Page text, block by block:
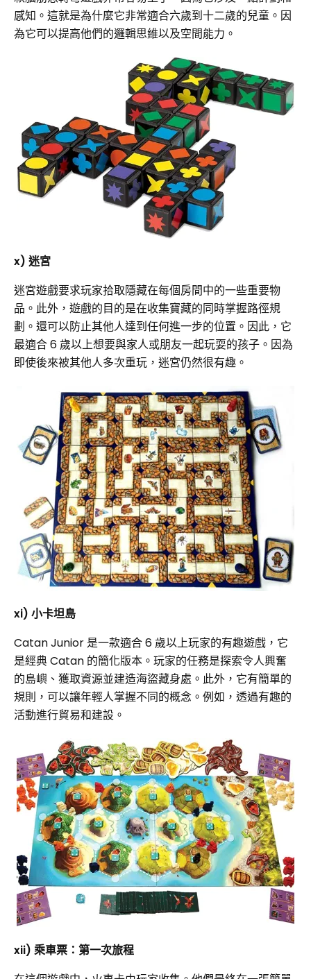
感知。這就是為什麼它非常適合六歲到十二歲的兒童。因
為它可以提高他們的邏輯思維以及空間能力。
x) 迷宮
迷宮遊戲要求玩家拾取隱藏在每個房間中的一些重要物
品。此外，遊戲的目的是在收集寶藏的同時掌握路徑規
劃。還可以防止其他人達到任何進一步的位置。因此，它
最適合 6 歲以上想要與家人或朋友一起玩耍的孩子。因為
即使後來被其他人多次重玩，迷宮仍然很有趣。
xi) 小卡坦島
Catan Junior 是一款適合 6 歲以上玩家的有趣遊戲，它
是經典 Catan 的簡化版本。玩家的任務是探索令人興奮
的島嶼、獲取資源並建造海盜藏身處。此外，它有簡單的
規則，可以讓年輕人掌握不同的概念。例如，透過有趣的
活動進行貿易和建設。
xii) 乘車票：第一次旅程